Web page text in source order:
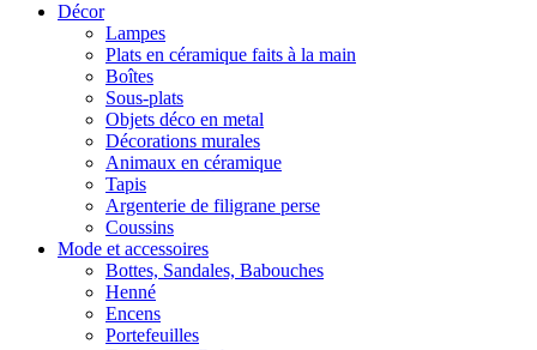
Décor
Lampes
Plats en céramique faits à la main
Boîtes
Sous-plats
Objets déco en metal
Décorations murales
Animaux en céramique
Tapis
Argenterie de filigrane perse
Coussins
Mode et accessoires
Bottes, Sandales, Babouches
Henné
Encens
Portefeuilles